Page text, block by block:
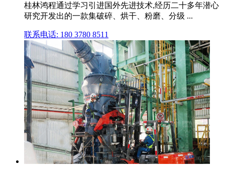
桂林鸿程通过学习引进国外先进技术,经历二十多年潜心
研究开发出的一款集破碎、烘干、粉磨、分级 ...
联系电话: 180 3780 8511